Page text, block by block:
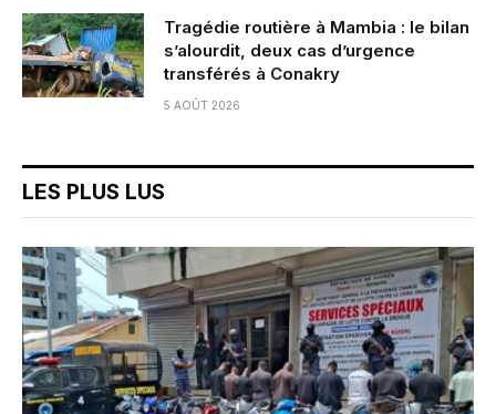
Tragédie routière à Mambia : le bilan
s’alourdit, deux cas d’urgence
transférés à Conakry
5 AOÛT 2026
LES PLUS LUS